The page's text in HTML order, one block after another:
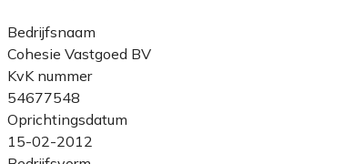
Bedrijfsnaam
Cohesie Vastgoed BV
KvK nummer
54677548
Oprichtingsdatum
15-02-2012